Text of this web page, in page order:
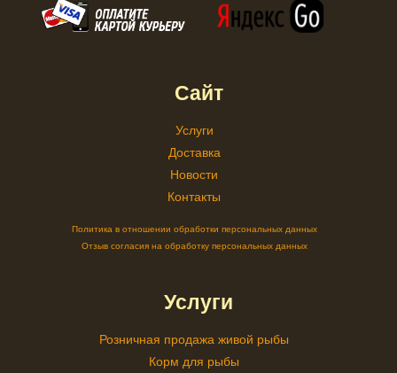
Сайт
Услуги
Доставка
Новости
Контакты
Политика в отношении обработки персональных данных
Отзыв согласия на обработку персональных данных
Услуги
Розничная продажа живой рыбы
Корм для рыбы